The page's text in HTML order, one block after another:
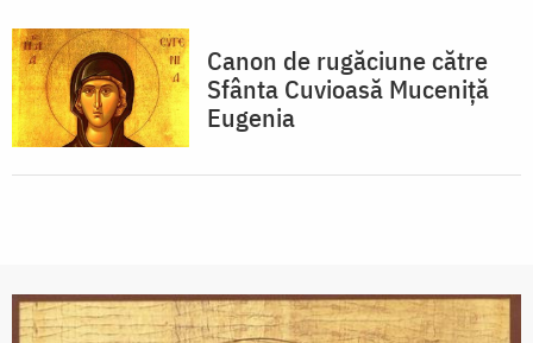
Canon de rugăciune către
Sfânta Cuvioasă Muceniţă
Eugenia